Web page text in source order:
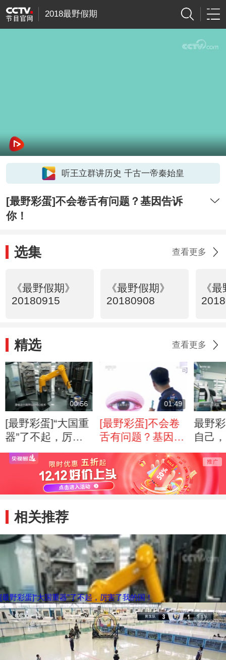
2018最野假期
听王立群讲历史 千古一帝秦始皇
[最野彩蛋]不会卷舌有问题？基因告诉
你！
选集 查看更多
《最野假期》
20180915
《最野假期》
20180908
《
精选 查看更多
00:56
[最野彩蛋]“大国重
器”了不起，厉害
了我的国！
01:49
[最野彩蛋]不会卷
舌有问题？基因告
诉你！
最野
自己
开始！
相关推荐
[最野彩蛋]“大国重器”了不起，厉害了我的国！